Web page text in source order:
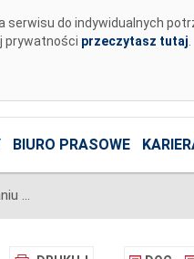
do indywidualnych
prywatności przeczytasz tutaj
BIURO PRASOWE
Komunikat o nierynkowym redysponowaniu jednostek wytwórczych PV w KSE w dn. 13.05.2024 (aktualizacja)